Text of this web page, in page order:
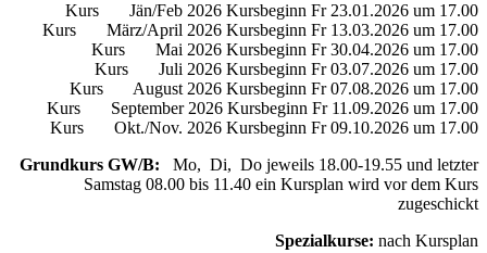
Kurs Jän/Feb 2026 Kursbeginn Fr 23.01.2026 um 17.00
Kurs März/April 2026 Kursbeginn Fr 13.03.2026 um 17.00
Kurs Mai 2026 Kursbeginn Fr 30.04.2026 um 17.00
Kurs Juli 2026 Kursbeginn Fr 03.07.2026 um 17.00
Kurs August 2026 Kursbeginn Fr 07.08.2026 um 17.00
Kurs September 2026 Kursbeginn Fr 11.09.2026 um 17.00
Kurs Okt./Nov. 2026 Kursbeginn Fr 09.10.2026 um 17.00
Grundkurs GW/B: Mo, Di, Do jeweils 18.00-19.55 und letzter
Samstag 08.00 bis 11.40 ein Kursplan wird vor dem Kurs
zugeschickt
Spezialkurse: nach Kursplan